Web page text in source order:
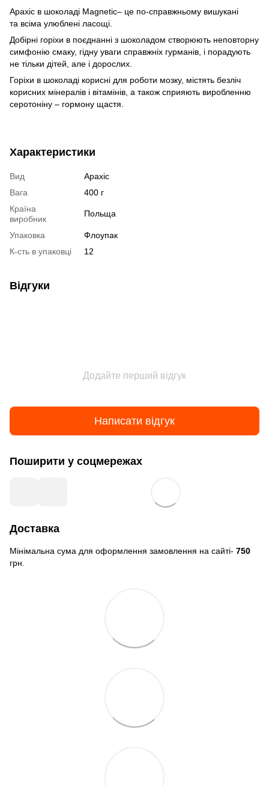
Арахіс в шоколаді Magnetic– це по-справжньому вишукані
та всіма улюблені ласощі.
Добірні горіхи в поєднанні з шоколадом створюють неповторну
симфонію смаку, гідну уваги справжніх гурманів, і порадують
не тільки дітей, але і дорослих.
Горіхи в шоколаді корисні для роботи мозку, містять безліч
корисних мінералів і вітамінів, а також сприяють виробленню
серотоніну – гормону щастя.
Характеристики
Вид
Арахіс
Вага
400 г
Країна
виробник
Польща
Упаковка
Флоупак
К-сть в упаковці
12
Відгуки
Додайте перший відгук
Написати відгук
Поширити у соцмережах
Доставка
Мінімальна сума для оформлення замовлення на сайті- 750
грн.